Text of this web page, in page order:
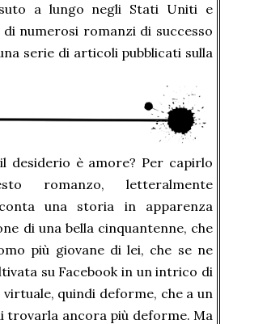
a lungo negli Stati Uniti e
numerosi romanzi di successo
serie di articoli pubblicati sulla
desiderio è amore? Per capirlo
romanzo, letteralmente
una storia in apparenza
di una bella cinquantenne, che
più giovane di lei, che se ne
su Facebook in un intrico di
quindi deforme, che a un
trovarla ancora più deforme. Ma